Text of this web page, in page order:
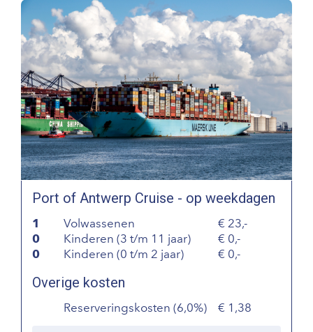
Port of Antwerp Cruise - op weekdagen
1 Volwassenen
23,-
0
Kinderen (3 t/m 11 jaar)
0,-
0
Kinderen (0 t/m 2 jaar) 0,-
Overige kosten
Reserveringskosten (6,0%) 1,38